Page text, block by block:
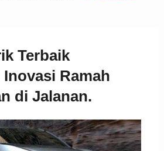
Terbaik
Ramah
di Jalanan.